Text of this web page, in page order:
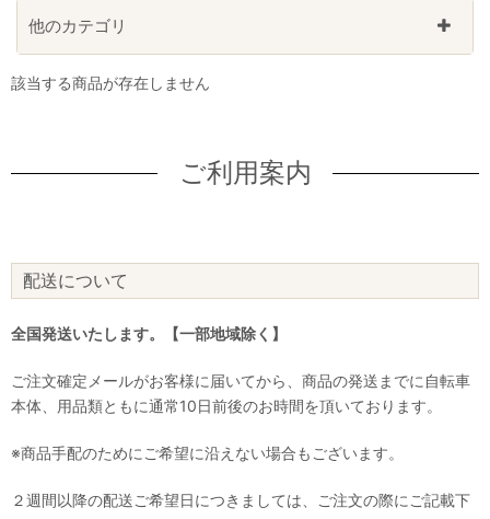
該当する商品が存在しません
他のカテゴリ
ご利用案内
配送について
全国発送いたします。【一部地域除く】
ご注文確定メールがお客様に届いてから、商品の発送までに自転車
本体、用品類ともに通常10日前後のお時間を頂いております。
※商品手配のためにご希望に沿えない場合もございます。
２週間以降の配送ご希望日につきましては、ご注文の際にご記載下